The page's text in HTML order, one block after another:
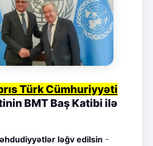
Türk Cümhuriyyəti
BMT Baş Katibi ilə
ləğv edilsin -